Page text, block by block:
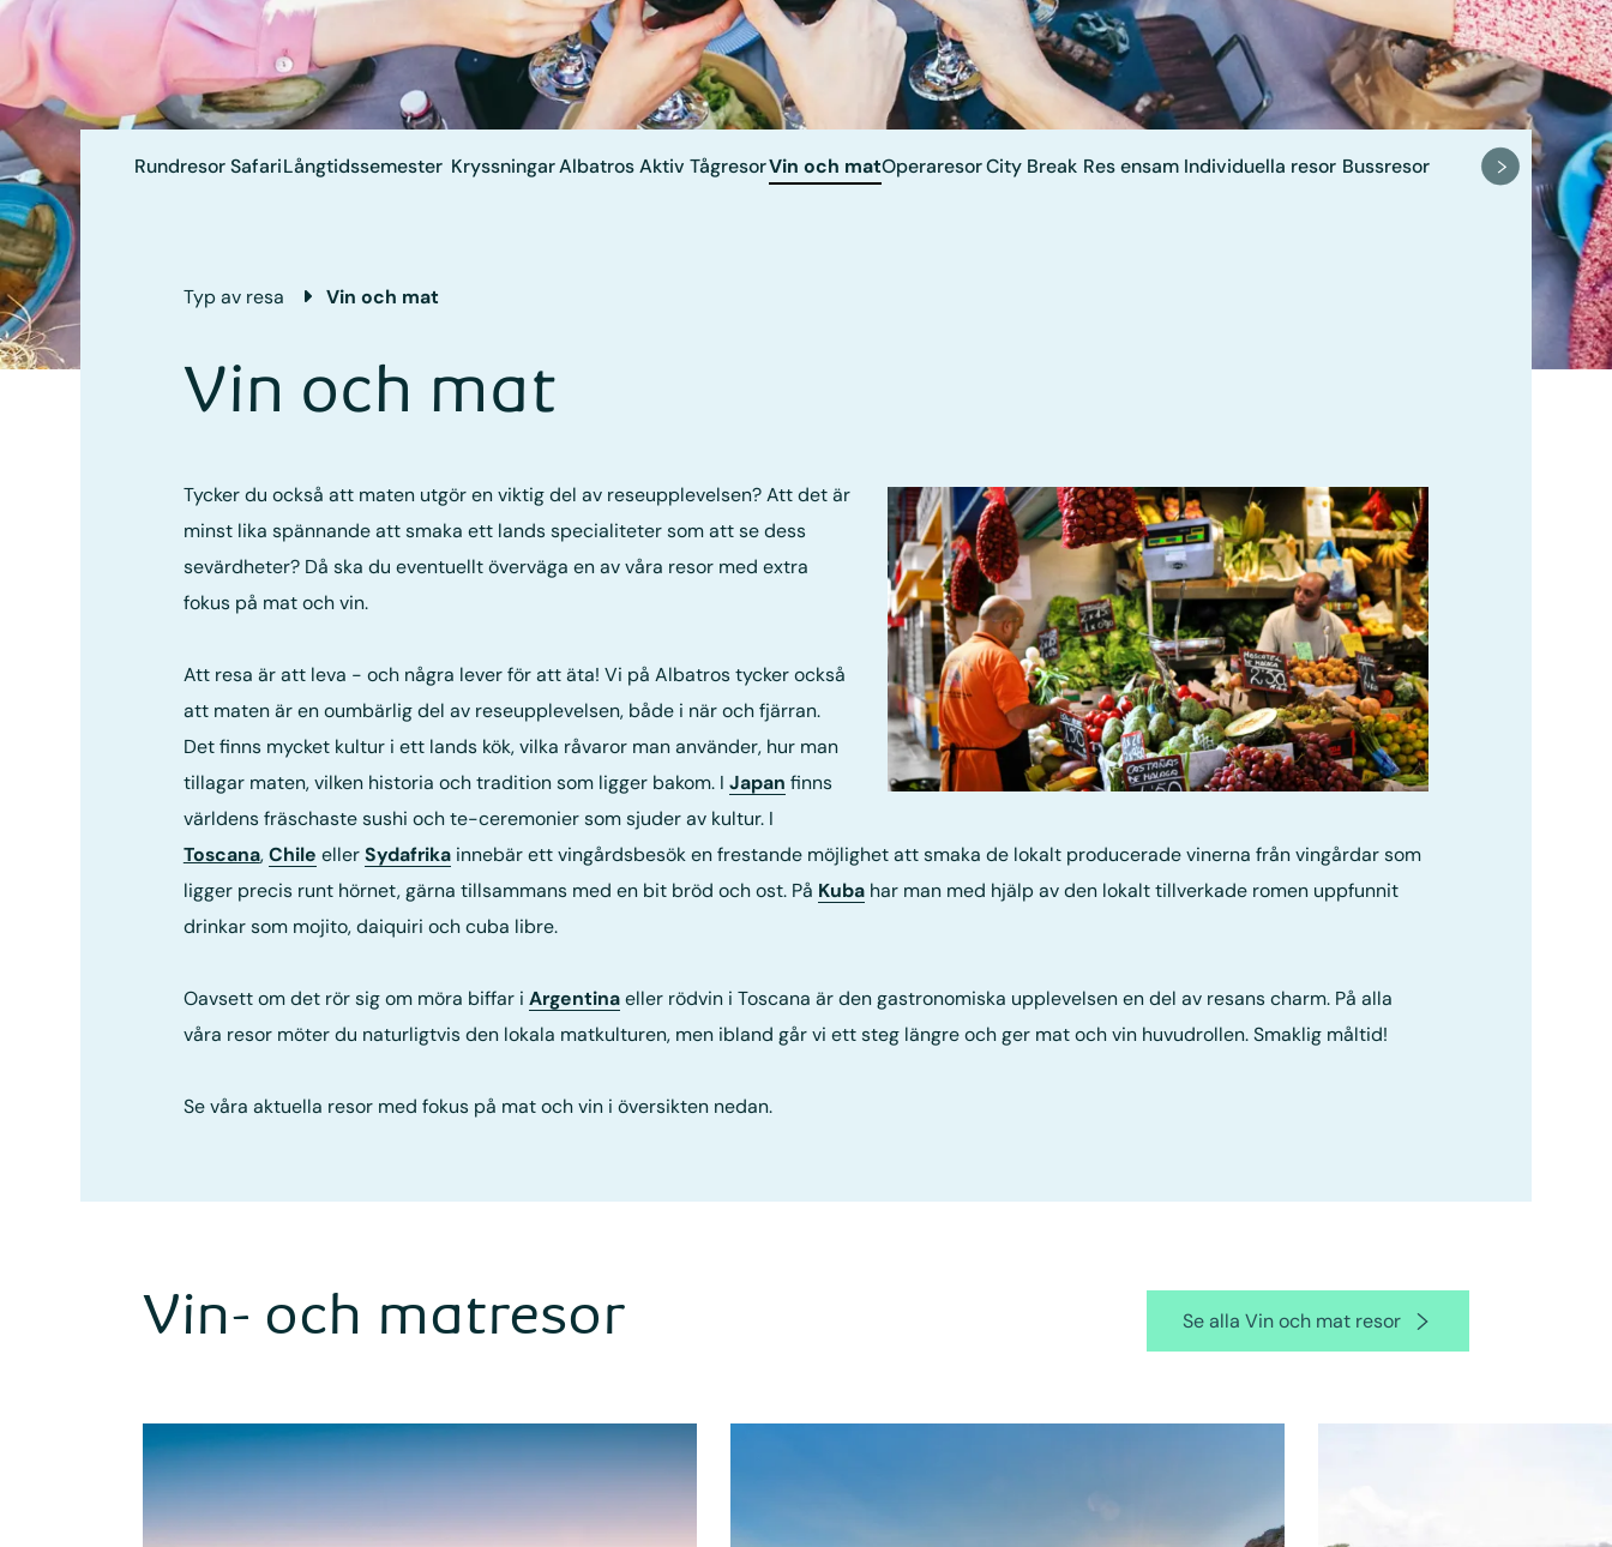
Rundresor SafariLångtids­semester KryssningarAlbatros Aktiv TågresorVin och matOperaresorCity Break Res ensam Individuella resor Bussresor
Typ av resa Vin och mat
Vin och mat
Tycker du också att maten utgör en viktig del av reseupplevelsen? Att det är
minst lika spännande att smaka ett lands specialiteter som att se dess
sevärdheter? Då ska du eventuellt överväga en av våra resor med extra
fokus på mat och vin.
Att resa är att leva - och några lever för att äta! Vi på Albatros tycker också
att maten är en oumbärlig del av reseupplevelsen, både i när och fjärran.
Det finns mycket kultur i ett lands kök, vilka råvaror man använder, hur man
tillagar maten, vilken historia och tradition som ligger bakom. I Japan finns
världens fräschaste sushi och te-ceremonier som sjuder av kultur. I
Toscana,Chile ellerSydafrika innebär ett vingårdsbesök en frestande möjlighet att smaka de lokalt producerade vinerna från vingårdar som
ligger precis runt hörnet, gärna tillsammans med en bit bröd och ost. På Kubahar man med hjälp av den lokalt tillverkade romen uppfunnit
drinkar som mojito, daiquiri och cuba libre.
Oavsett om det rör sig om möra biffar i Argentinaeller rödvin i Toscana är den gastronomiska upplevelsen en del av resans charm. På alla
våra resor möter du naturligtvis den lokala matkulturen, men ibland går vi ett steg längre och ger mat och vin huvudrollen. Smaklig måltid!
Se våra aktuella resor med fokus på mat och vin i översikten nedan.
Vin- och matresor Se alla Vin och mat resor